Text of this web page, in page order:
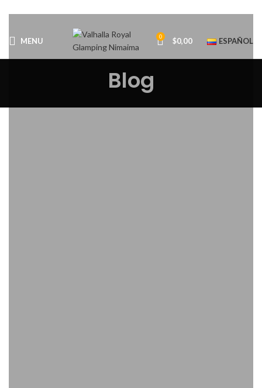
MENU 0 $0,00 ESPAÑOL
Blog